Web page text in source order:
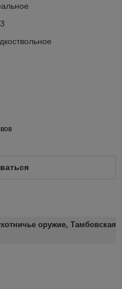
оружие, Тамбовская